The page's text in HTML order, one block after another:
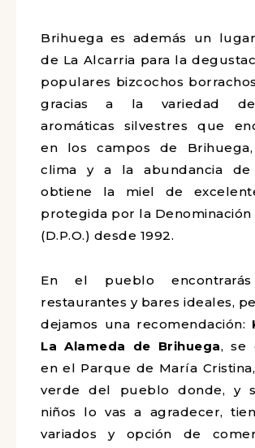
Brihuega es además un
de La Alcarria para la
populares bizcochos
gracias a la variedad
aromáticas silvestres que
en los campos de
clima y a la abundancia de
obtiene la miel de
protegida por la
(D.P.O.) desde 1992.
En el pueblo
restaurantes y bares ideales,
dejamos una recomendación:
La Alameda de Brihuega, se
en el Parque de María
verde del pueblo donde, y
niños lo vas a agradecer,
variados y opción de